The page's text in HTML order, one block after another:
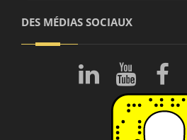
DES MÉDIAS SOCIAUX